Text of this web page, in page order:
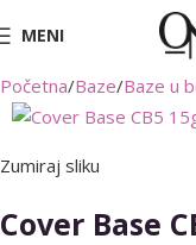
MENI
Početna Baze Baze u
Zumiraj sliku
Cover Base